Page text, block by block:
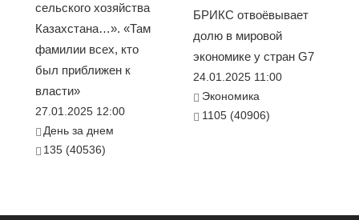
сельского хозяйства
Казахстана…». «Там
фамилии всех, кто
был приближен к
власти»
27.01.2025 12:00
День за днем
135 (40536)
БРИКС отвоёвывает
долю в мировой
экономике у стран G7
24.01.2025 11:00
Экономика
1105 (40906)